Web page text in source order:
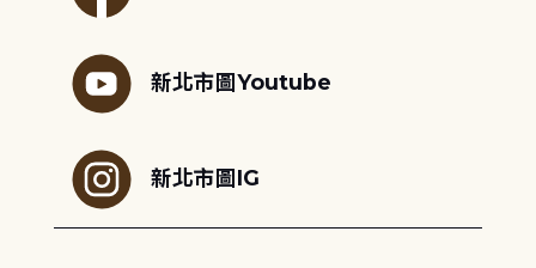
新北市圖Youtube
新北市圖IG